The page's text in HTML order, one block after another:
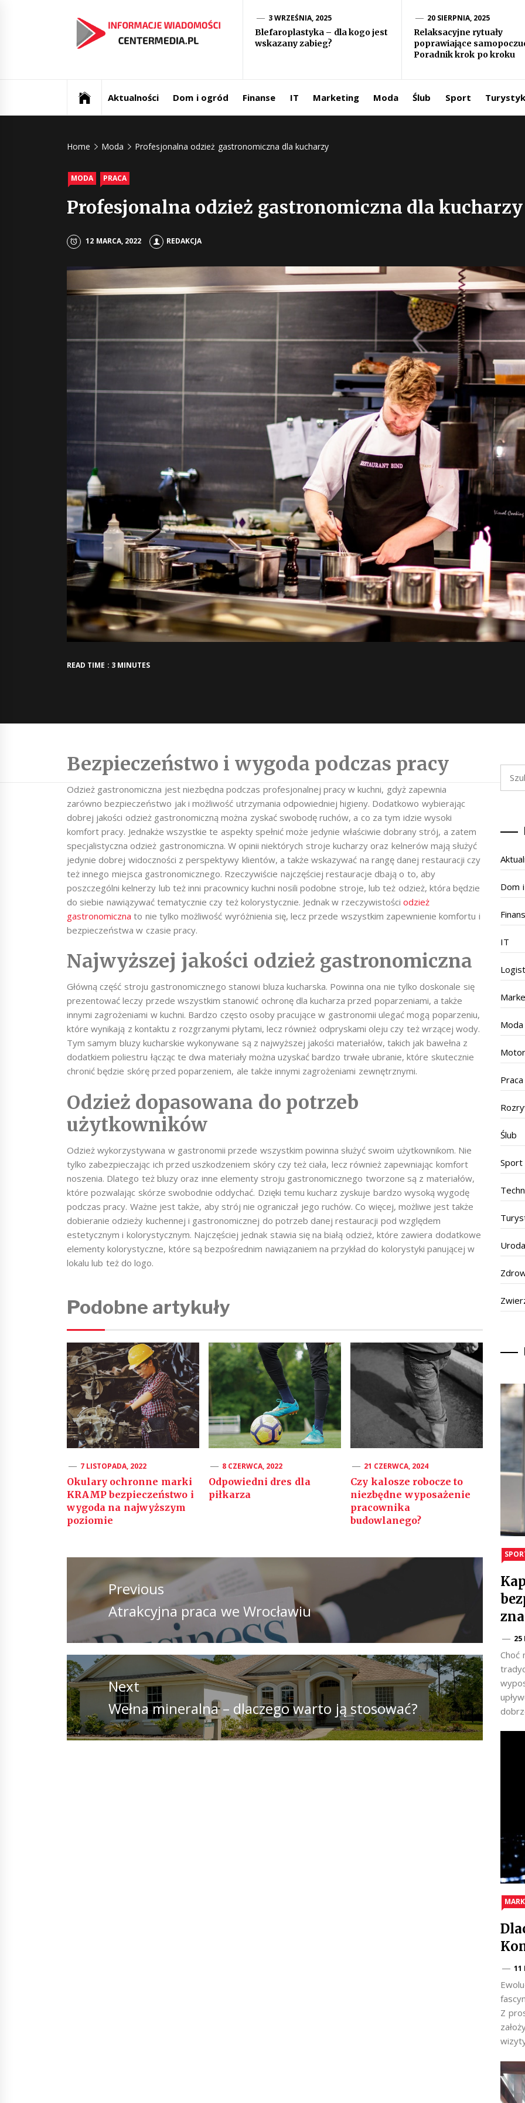
Informacje ze
świata
Centermedia.pl
3 WRZEŚNIA, 2025
Blefaroplastyka – dla kogo jest
wskazany zabieg?
20 SIERPNIA, 2025
Relaksacyjne rytuały
poprawiające
Poradnik krok po kroku
Aktualności Dom i ogród Finanse IT Marketing Moda Ślub Sport
Home Moda Profesjonalna odzież gastronomiczna dla kucharzy
MODA PRACA
Profesjonalna odzież gastronomiczna dla kucharzy
12 MARCA, 2022 REDAKCJA
READ TIME : 3 MINUTES
Bezpieczeństwo i wygoda podczas pracy
Odzież gastronomiczna jest niezbędna podczas profesjonalnej pracy w kuchni, gdyż zapewnia
zarówno bezpieczeństwo jak i możliwość utrzymania odpowiedniej higieny. Dodatkowo wybierając
dobrej jakości odzież gastronomiczną można zyskać swobodę ruchów, a co za tym idzie wysoki
komfort pracy. Jednakże wszystkie te aspekty spełnić może jedynie właściwie dobrany strój, a zatem
specjalistyczna odzież gastronomiczna. W opinii niektórych stroje kucharzy oraz kelnerów mają służyć
jedynie dobrej widoczności z perspektywy klientów, a także wskazywać na rangę danej restauracji czy
też innego miejsca gastronomicznego. Rzeczywiście najczęściej restauracje dbają o to, aby
poszczególni kelnerzy lub też inni pracownicy kuchni nosili podobne stroje, lub też odzież, która będzie
do siebie nawiązywać tematycznie czy też kolorystycznie. Jednak w rzeczywistości odzież
gastronomiczna to nie tylko możliwość wyróżnienia się, lecz przede wszystkim zapewnienie komfortu i
bezpieczeństwa w czasie pracy.
Najwyższej jakości odzież gastronomiczna
Główną część stroju gastronomicznego stanowi bluza kucharska. Powinna ona nie tylko doskonale się
prezentować leczy przede wszystkim stanowić ochronę dla kucharza przed poparzeniami, a także
innymi zagrożeniami w kuchni. Bardzo często osoby pracujące w gastronomii ulegać mogą poparzeniu,
które wynikają z kontaktu z rozgrzanymi płytami, lecz również odpryskami oleju czy też wrzącej wody.
Tym samym bluzy kucharskie wykonywane są z najwyższej jakości materiałów, takich jak bawełna z
dodatkiem poliestru łącząc te dwa materiały można uzyskać bardzo trwałe ubranie, które skutecznie
chronić będzie skórę przed poparzeniem, ale także innymi zagrożeniami zewnętrznymi.
Odzież dopasowana do potrzeb
użytkowników
Odzież wykorzystywana w gastronomii przede wszystkim powinna służyć swoim użytkownikom. Nie
tylko zabezpieczając ich przed uszkodzeniem skóry czy też ciała, lecz również zapewniając komfort
noszenia. Dlatego też bluzy oraz inne elementy stroju gastronomicznego tworzone są z materiałów,
które pozwalając skórze swobodnie oddychać. Dzięki temu kucharz zyskuje bardzo wysoką wygodę
podczas pracy. Ważne jest także, aby strój nie ograniczał jego ruchów. Co więcej, możliwe jest także
dobieranie odzieży kuchennej i gastronomicznej do potrzeb danej restauracji pod względem
estetycznym i kolorystycznym. Najczęściej jednak stawia się na białą odzież, które zawiera dodatkowe
elementy kolorystyczne, które są bezpośrednim nawiązaniem na przykład do kolorystyki panującej w
lokalu lub też do logo.
Podobne artykuły
7 LISTOPADA, 2022
Okulary ochronne marki
KRAMP bezpieczeństwo i
wygoda na najwyższym
poziomie
8 CZERWCA, 2022
Odpowiedni dres dla
piłkarza
21 CZERWCA, 2024
Czy kalosze robocze to
niezbędne wyposażenie
pracownika
budowlanego?
Nawigacja
wpisuPrevious
Previous
post:
Atrakcyjna praca we Wrocławiu
Next
Next
post:
Wełna mineralna – dlaczego warto ją stosować?
Dom
IT
Moda
Praca
Ślub
Sport
25
Choć
11
Z